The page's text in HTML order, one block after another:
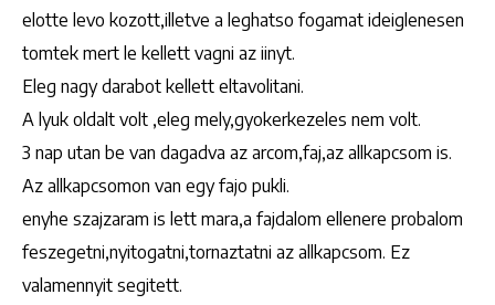
elotte levo kozott,illetve a leghatso fogamat ideiglenesen
tomtek mert le kellett vagni az iinyt.
Eleg nagy darabot kellett eltavolitani.
A lyuk oldalt volt ,eleg mely,gyokerkezeles nem volt.
3 nap utan be van dagadva az arcom,faj,az allkapcsom is.
Az allkapcsomon van egy fajo pukli.
enyhe szajzaram is lett mara,a fajdalom ellenere probalom
feszegetni,nyitogatni,tornaztatni az allkapcsom. Ez
valamennyit segitett.